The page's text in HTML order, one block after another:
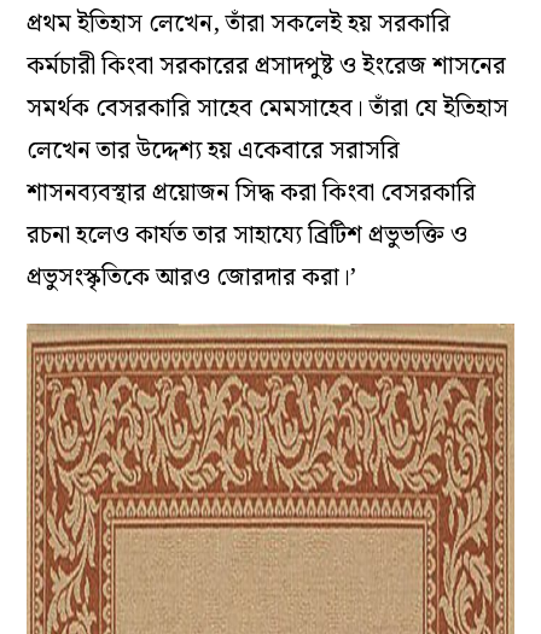
প্রথম ইতিহাস লেখেন, তাঁরা সকলেই হয় সরকারি
কর্মচারী কিংবা সরকারের প্রসাদপুষ্ট ও ইংরেজ শাসনের
সমর্থক বেসরকারি সাহেব মেমসাহেব। তাঁরা যে ইতিহাস
লেখেন তার উদ্দেশ্য হয় একেবারে সরাসরি
শাসনব্যবস্থার প্রয়োজন সিদ্ধ করা কিংবা বেসরকারি
রচনা হলেও কার্যত তার সাহায্যে ব্রিটিশ প্রভুভক্তি ও
প্রভুসংস্কৃতিকে আরও জোরদার করা।’